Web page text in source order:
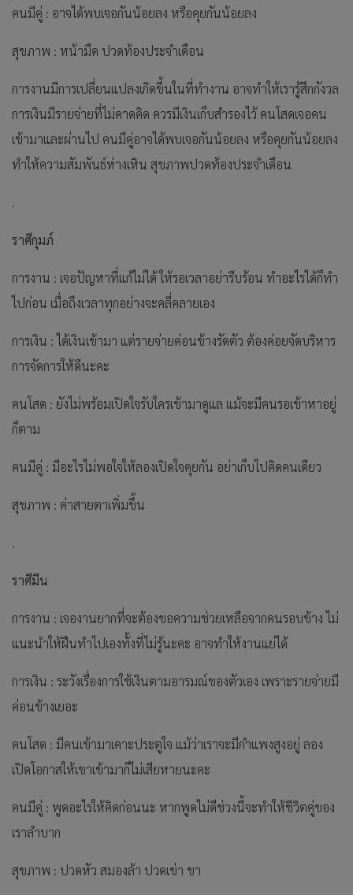
คนมีคู่ : อาจได้พบเจอกันน้อยลง หรือคุยกันน้อยลง
สุขภาพ : หน้ามืด ปวดท้องประจำเดือน
การงานมีการเปลี่ยนแปลงเกิดขึ้นในที่ทำงาน อาจทำให้เรารู้สึกกังวล
การเงินมีรายจ่ายที่ไม่คาดคิด ควรมีเงินเก็บสำรองไว้ คนโสดเจอคน
เข้ามาและผ่านไป คนมีคู่อาจได้พบเจอกันน้อยลง หรือคุยกันน้อยลง
ทำให้ความสัมพันธ์ห่างเหิน สุขภาพปวดท้องประจำเดือน
.
ราศีกุมภ์
การงาน : เจอปัญหาที่แก้ไม่ได้ ให้รอเวลาอย่ารีบร้อน ทำอะไรได้ก็ทำ
ไปก่อน เมื่อถึงเวลาทุกอย่างจะคลี่คลายเอง
การเงิน : ได้เงินเข้ามา แต่รายจ่ายค่อนข้างรัดตัว ต้องค่อยจัดบริหาร
การจัดการให้ดีนะคะ
คนโสด : ยังไม่พร้อมเปิดใจรับใครเข้ามาดูแล แม้จะมีคนรอเข้าหาอยู่
ก็ตาม
คนมีคู่ : มีอะไรไม่พอใจให้ลองเปิดใจคุยกัน อย่าเก็บไปคิดคนเดียว
สุขภาพ : ค่าสายตาเพิ่มขึ้น
.
ราศีมีน
การงาน : เจองานยากที่จะต้องขอความช่วยเหลือจากคนรอบข้าง ไม่
แนะนำให้ฝืนทำไปเองทั้งที่ไม่รู้นะคะ อาจทำให้งานแย่ได้
การเงิน : ระวังเรื่องการใช้เงินตามอารมณ์ของตัวเอง เพราะรายจ่ายมี
ค่อนข้างเยอะ
คนโสด : มีคนเข้ามาเคาะประตูใจ แม้ว่าเราจะมีกำแพงสูงอยู่ ลอง
เปิดโอกาสให้เขาเข้ามาก็ไม่เสียหายนะคะ
คนมีคู่ : พูดอะไรให้คิดก่อนนะ หากพูดไม่ดีช่วงนี้จะทำให้ชีวิตคู่ของ
เราลำบาก
สุขภาพ : ปวดหัว สมองล้า ปวดเข่า ขา